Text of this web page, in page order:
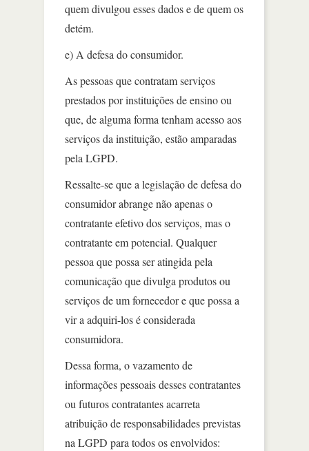
quem divulgou esses dados e de quem os
detém.
e) A defesa do consumidor.
As pessoas que contratam serviços
prestados por instituições de ensino ou
que, de alguma forma tenham acesso aos
serviços da instituição, estão amparadas
pela LGPD.
Ressalte-se que a legislação de defesa do
consumidor abrange não apenas o
contratante efetivo dos serviços, mas o
contratante em potencial. Qualquer
pessoa que possa ser atingida pela
comunicação que divulga produtos ou
serviços de um fornecedor e que possa a
vir a adquiri-los é considerada
consumidora.
Dessa forma, o vazamento de
informações pessoais desses contratantes
ou futuros contratantes acarreta
atribuição de responsabilidades previstas
na LGPD para todos os envolvidos: